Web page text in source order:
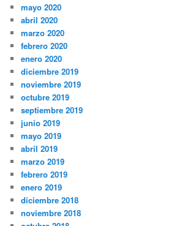
mayo 2020
abril 2020
marzo 2020
febrero 2020
enero 2020
diciembre 2019
noviembre 2019
octubre 2019
septiembre 2019
junio 2019
mayo 2019
abril 2019
marzo 2019
febrero 2019
enero 2019
diciembre 2018
noviembre 2018